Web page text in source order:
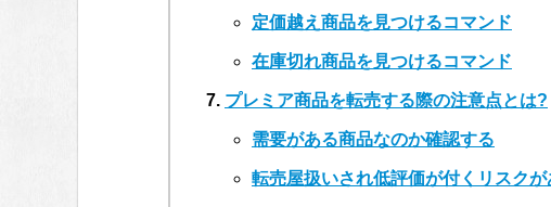
定価越え商品を見つけるコマンド
在庫切れ商品を見つけるコマンド
プレミア商品を転売する際の注意点とは?
需要がある商品なのか確認する
転売屋扱いされ低評価が付くリスクが